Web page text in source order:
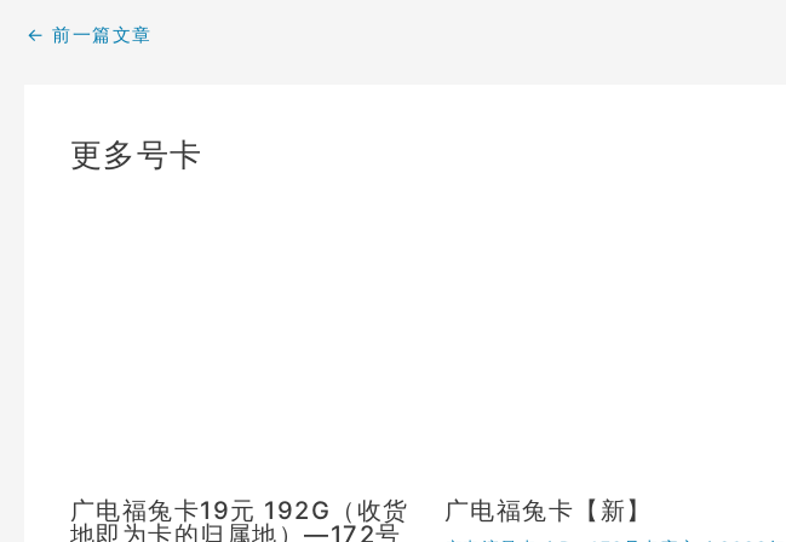
← 前一篇文章
更多号卡
广电福兔卡19元 192G（收货
地即为卡的归属地）—172号
广电福兔卡【新】